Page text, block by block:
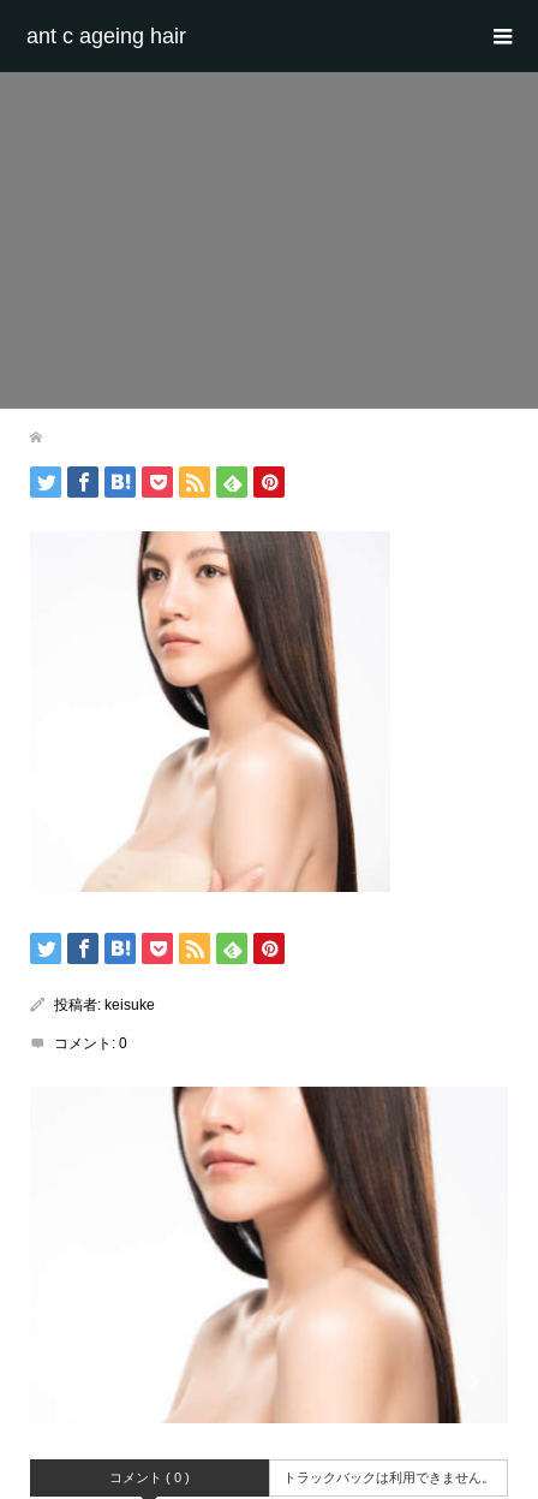
ant c ageing hair
投稿者: keisuke
コメント: 0
コメント ( 0 ) トラックバックは利用できません。